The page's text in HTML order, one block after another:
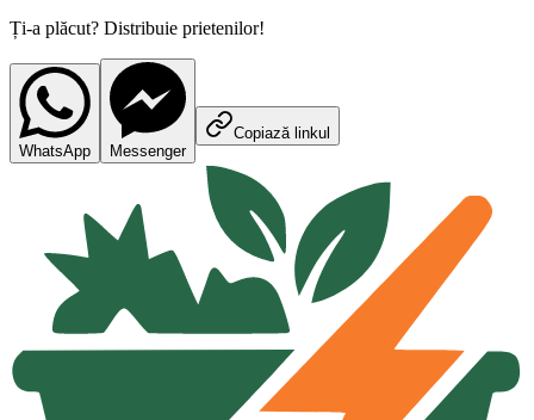
Ți-a plăcut? Distribuie prietenilor!
WhatsApp Messenger
Copiază linkul